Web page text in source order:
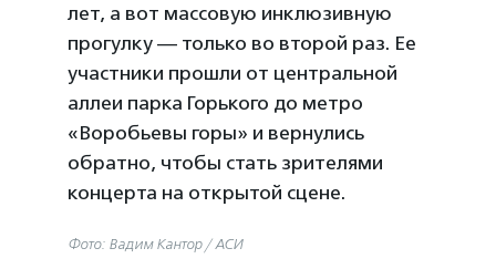
лет, а вот массовую инклюзивную
прогулку — только во второй раз. Ее
участники прошли от центральной
аллеи парка Горького до метро
«Воробьевы горы» и вернулись
обратно, чтобы стать зрителями
концерта на открытой сцене.
Фото: Вадим Кантор / АСИ